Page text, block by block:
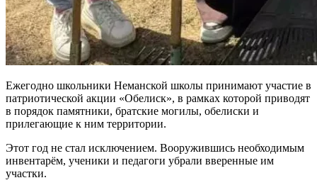
Ежегодно школьники Неманской школы принимают участие в
патриотической акции «Обелиск», в рамках которой приводят
в порядок памятники, братские могилы, обелиски и
прилегающие к ним территории.
Этот год не стал исключением. Вооружившись необходимым
инвентарём, ученики и педагоги убрали вверенные им
участки.